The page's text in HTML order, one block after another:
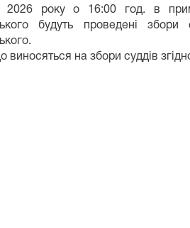
2026 року о 16:00 год. в
будуть проведені збори
виносяться на збори суддів